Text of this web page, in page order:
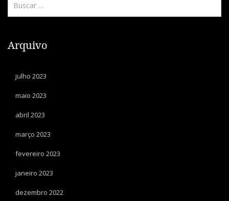
Arquivo
julho 2023
maio 2023
abril 2023
março 2023
fevereiro 2023
janeiro 2023
dezembro 2022